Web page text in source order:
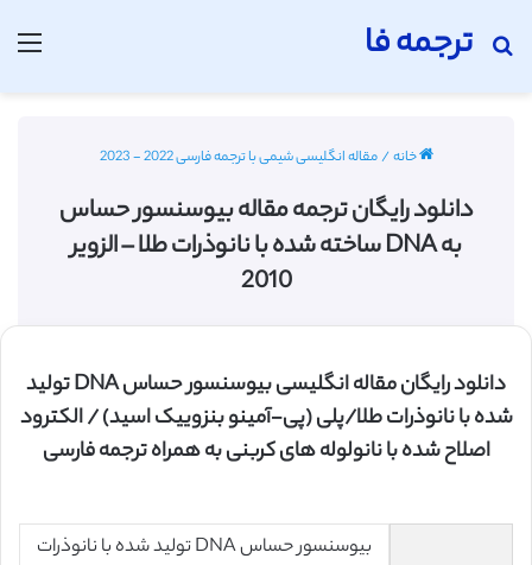
ترجمه فا
جستجو برای
خانه/مقاله انگلیسی شیمی با ترجمه فارسی 2022 - 2023
دانلود رایگان ترجمه مقاله بیوسنسور حساس
به DNA ساخته شده با نانوذرات طلا – الزویر
2010
دانلود رایگان مقاله انگلیسی بیوسنسور حساس DNA تولید
شده با نانوذرات طلا/پلی (پی-آمینو بنزوییک اسید) / الکترود
اصلاح شده با نانولوله های کربنی به همراه ترجمه فارسی
بیوسنسور حساس DNA تولید شده با نانوذرات